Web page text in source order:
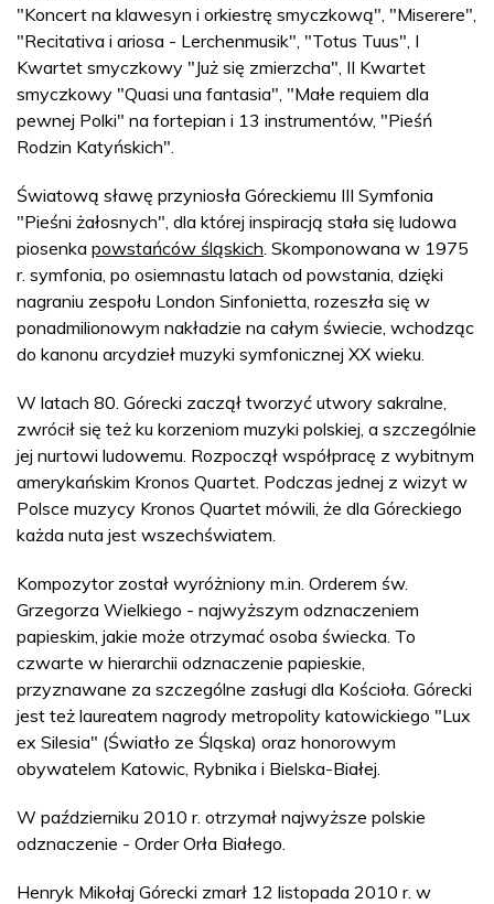
"Koncert na klawesyn i orkiestrę smyczkową", "Miserere",
"Recitativa i ariosa - Lerchenmusik", "Totus Tuus", I
Kwartet smyczkowy "Już się zmierzcha", II Kwartet
smyczkowy "Quasi una fantasia", "Małe requiem dla
pewnej Polki" na fortepian i 13 instrumentów, "Pieśń
Rodzin Katyńskich".
Światową sławę przyniosła Góreckiemu III Symfonia
"Pieśni żałosnych", dla której inspiracją stała się ludowa
piosenka powstańców śląskich . Skomponowana w 1975
r. symfonia, po osiemnastu latach od powstania, dzięki
nagraniu zespołu London Sinfonietta, rozeszła się w
ponadmilionowym nakładzie na całym świecie, wchodząc
do kanonu arcydzieł muzyki symfonicznej XX wieku.
W latach 80. Górecki zaczął tworzyć utwory sakralne,
zwrócił się też ku korzeniom muzyki polskiej, a szczególnie
jej nurtowi ludowemu. Rozpoczął współpracę z wybitnym
amerykańskim Kronos Quartet. Podczas jednej z wizyt w
Polsce muzycy Kronos Quartet mówili, że dla Góreckiego
każda nuta jest wszechświatem.
Kompozytor został wyróżniony m.in. Orderem św.
Grzegorza Wielkiego - najwyższym odznaczeniem
papieskim, jakie może otrzymać osoba świecka. To
czwarte w hierarchii odznaczenie papieskie,
przyznawane za szczególne zasługi dla Kościoła. Górecki
jest też laureatem nagrody metropolity katowickiego "Lux
ex Silesia" (Światło ze Śląska) oraz honorowym
obywatelem Katowic, Rybnika i Bielska-Białej.
W październiku 2010 r. otrzymał najwyższe polskie
odznaczenie - Order Orła Białego.
Henryk Mikołaj Górecki zmarł 12 listopada 2010 r. w